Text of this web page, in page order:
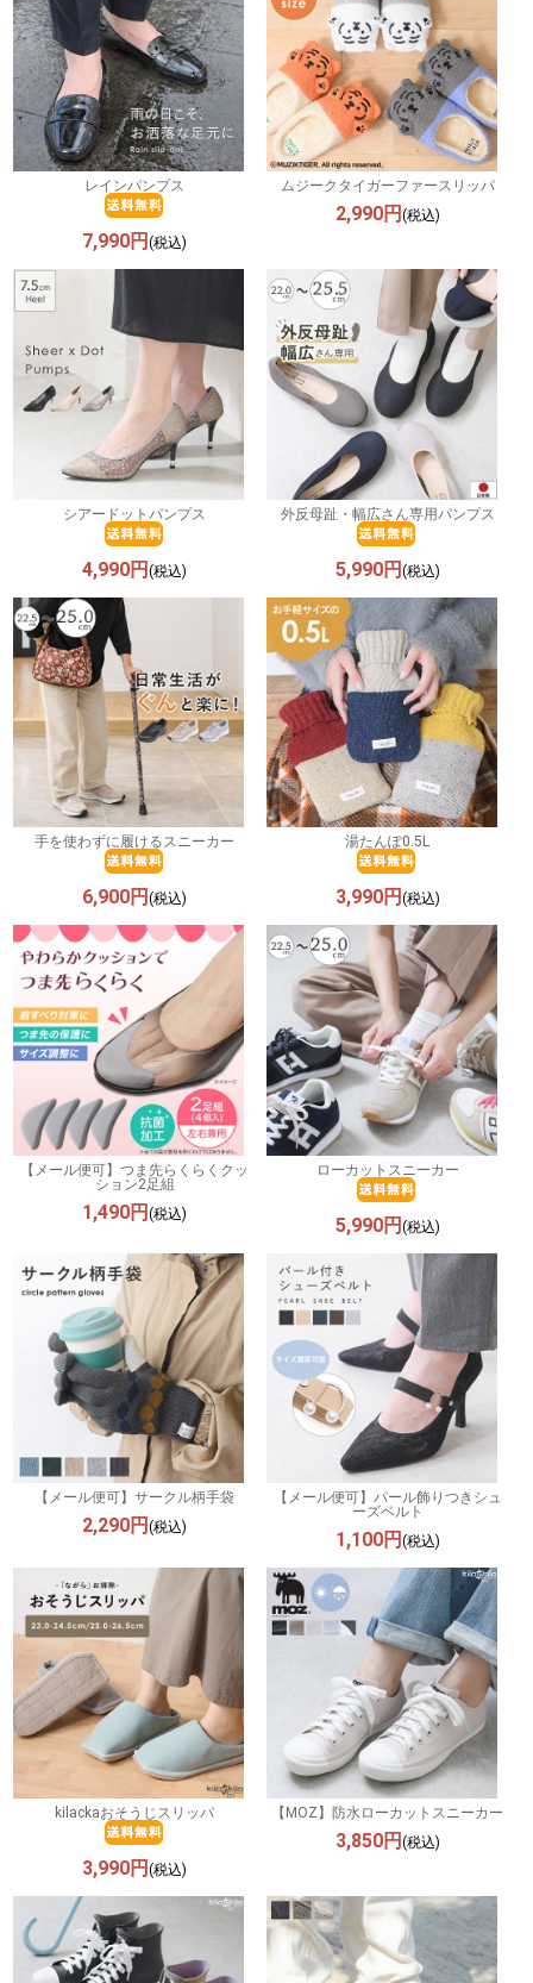
レインパンプス
7,990円(税込)
ムジークタイガーファースリッパ
2,990円 (税込)
シアードットパンプス
4,990円(税込)
外反母趾・幅広さん専用パンプス
5,990円 (税込)
手を使わずに履けるスニーカー
6,900円(税込)
湯たんぽ0.5L
3,990円 (税込)
【メール便可】つま先らくらくクッ
ション2足組
1,490円(税込)
ローカットスニーカー
5,990円 (税込)
【メール便可】サークル柄手袋
2,290円(税込)
【メール便可】パール飾りつきシュ
ーズベルト
1,100円 (税込)
kilackaおそうじスリッパ
3,990円(税込)
【MOZ】防水ローカットスニーカー
3,850円 (税込)